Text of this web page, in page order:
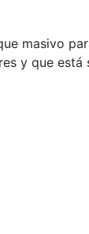
masivo
y que